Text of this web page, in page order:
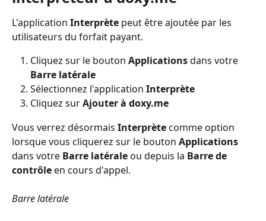
L'application Interprète peut être ajoutée par les
utilisateurs du forfait payant.
Cliquez sur le bouton Applications dans votre
Barre latérale
Sélectionnez l'application Interprète
Cliquez sur Ajouter à doxy.me
Vous verrez désormais Interprète comme option
lorsque vous cliquerez sur le bouton Applications
dans votre Barre latérale ou depuis la Barre de
contrôle en cours d'appel.
Barre latérale